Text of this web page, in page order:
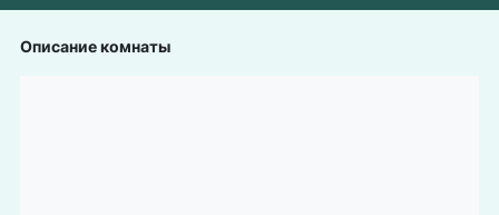
Описание комнаты